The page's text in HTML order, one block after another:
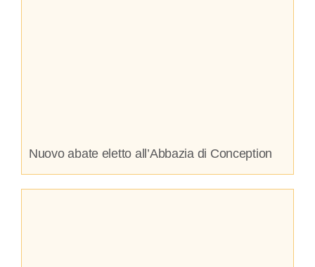
Nuovo abate eletto all’Abbazia di Conception